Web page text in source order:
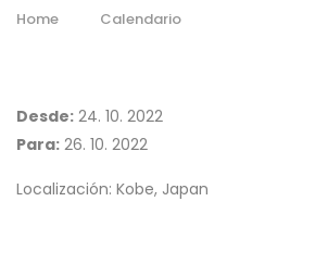
Home Calendario
Desde: 24. 10. 2022
Para: 26. 10. 2022
Localización: Kobe, Japan